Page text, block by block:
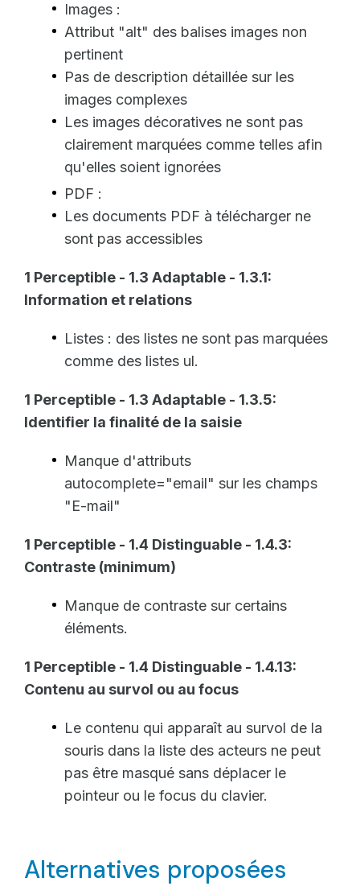
Images :
Attribut "alt" des balises images non
pertinent
Pas de description détaillée sur les
images complexes
Les images décoratives ne sont pas
clairement marquées comme telles afin
qu'elles soient ignorées
PDF :
Les documents PDF à télécharger ne
sont pas accessibles
1 Perceptible - 1.3 Adaptable - 1.3.1:
Information et relations
Listes : des listes ne sont pas marquées
comme des listes ul.
1 Perceptible - 1.3 Adaptable - 1.3.5:
Identifier la finalité de la saisie
Manque d'attributs
autocomplete="email" sur les champs
"E-mail"
1 Perceptible - 1.4 Distinguable - 1.4.3:
Contraste (minimum)
Manque de contraste sur certains
éléments.
1 Perceptible - 1.4 Distinguable - 1.4.13:
Contenu au survol ou au focus
Le contenu qui apparaît au survol de la
souris dans la liste des acteurs ne peut
pas être masqué sans déplacer le
pointeur ou le focus du clavier.
Alternatives proposées